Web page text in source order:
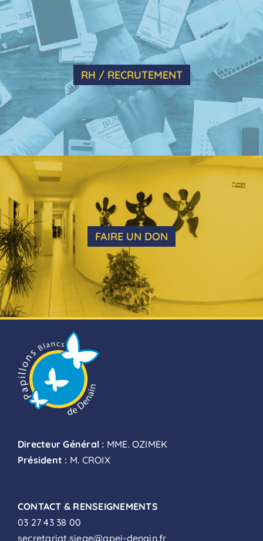
RH / RECRUTEMENT
FAIRE UN DON
Directeur Général : MME. OZIMEK
Président : M. CROIX
CONTACT & RENSEIGNEMENTS
03 27 43 38 00
secretariat.siege@apei-denain.fr